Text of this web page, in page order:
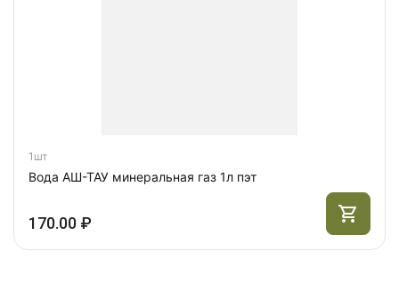
1шт
Вода АШ-ТАУ минеральная газ 1л пэт
170.00 ₽